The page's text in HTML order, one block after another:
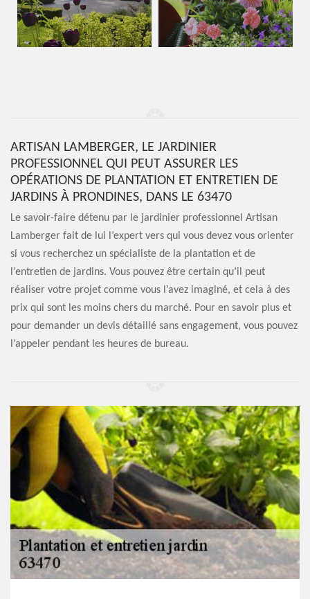
ARTISAN LAMBERGER, LE JARDINIER
PROFESSIONNEL QUI PEUT ASSURER LES
OPÉRATIONS DE PLANTATION ET ENTRETIEN DE
JARDINS À PRONDINES, DANS LE 63470
Le savoir-faire détenu par le jardinier professionnel Artisan
Lamberger fait de lui l’expert vers qui vous devez vous orienter
si vous recherchez un spécialiste de la plantation et de
l’entretien de jardins. Vous pouvez être certain qu’il peut
réaliser votre projet comme vous l’avez imaginé, et cela à des
prix qui sont les moins chers du marché. Pour en savoir plus et
pour demander un devis détaillé sans engagement, vous pouvez
l’appeler pendant les heures de bureau.